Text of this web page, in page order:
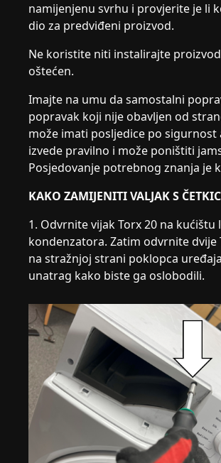
namijenjenu svrhu i provjerite je li
dio za predviđeni proizvod.
Ne koristite niti instalirajte
oštećen.
Imajte na umu da samostalni
popravak koji nije obavljen od
može imati posljedice po sigurnost
izvede pravilno i može poništiti
Posjedovanje potrebnog znanja je
KAKO ZAMIJENITI VALJAK S
1. Odvrnite vijak Torx 20 na kućištu
kondenzatora. Zatim odvrnite dvije
na stražnjoj strani poklopca
unatrag kako biste ga oslobodili.